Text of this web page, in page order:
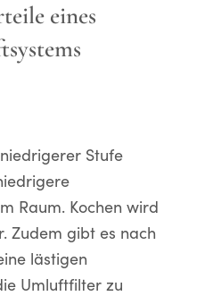
eines
Stufe
Raum. Kochen wird
Zudem gibt es nach
lästigen
Umluftfilter zu